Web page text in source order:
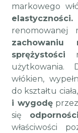
markowego
elastyczności.
renomowanej
zachowaniu
sprężystości
użytkowania.
włókien,
do kształtu
i wygodęprzez
się
właściwości